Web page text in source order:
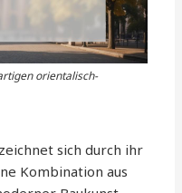
orientalisch-
sich durch ihr
Kombination aus